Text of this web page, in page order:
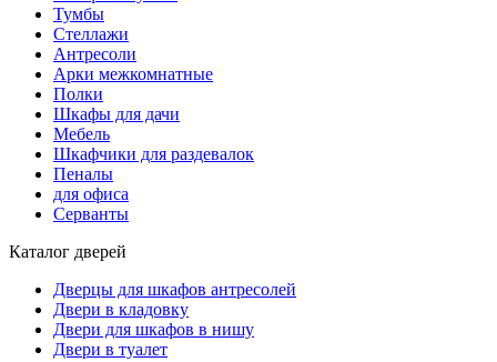
Тумбы
Стеллажи
Антресоли
Арки межкомнатные
Полки
Шкафы для дачи
Мебель
Шкафчики для раздевалок
Пеналы
для офиса
Серванты
Каталог дверей
Дверцы для шкафов антресолей
Двери в кладовку
Двери для шкафов в нишу
Двери в туалет